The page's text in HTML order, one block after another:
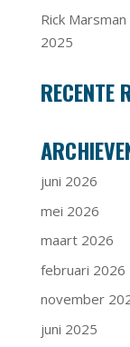
Rick
2025
RECENTE
juni 2026
mei 2026
maart 2026
februari 2026
november
juni 2025